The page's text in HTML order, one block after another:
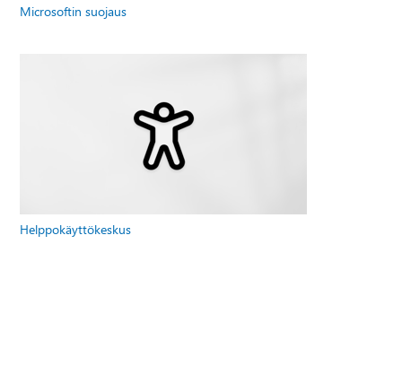
Microsoftin suojaus
Helppokäyttökeskus